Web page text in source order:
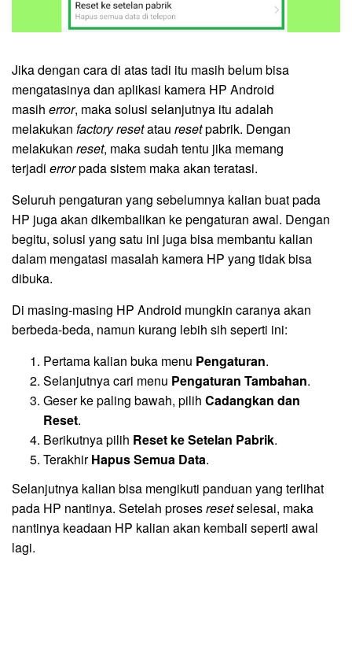
Jika dengan cara di atas tadi itu masih belum bisa
mengatasinya dan aplikasi kamera HP Android
masih error, maka solusi selanjutnya itu adalah
melakukan factory resetatau resetpabrik. Dengan
melakukan reset, maka sudah tentu jika memang
terjadi errorpada sistem maka akan teratasi.
Seluruh pengaturan yang sebelumnya kalian buat pada
HP juga akan dikembalikan ke pengaturan awal. Dengan
begitu, solusi yang satu ini juga bisa membantu kalian
dalam mengatasi masalah kamera HP yang tidak bisa
dibuka.
Di masing-masing HP Android mungkin caranya akan
berbeda-beda, namun kurang lebih sih seperti ini:
Pertama kalian buka menu Pengaturan.
Selanjutnya cari menu Pengaturan Tambahan.
Geser ke paling bawah, pilih Cadangkan dan
Reset.
Berikutnya pilih Reset ke Setelan Pabrik.
TerakhirHapus Semua Data.
Selanjutnya kalian bisa mengikuti panduan yang terlihat
pada HP nantinya. Setelah prosesresetselesai, maka
nantinya keadaan HP kalian akan kembali seperti awal
lagi.